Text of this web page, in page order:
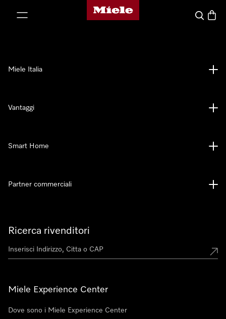
Homepage di Miele
Cerca
Ricerca rivenditori
Miele Experience Center
Dove sono i Miele Experience Center
Miele Italia
Vantaggi
Smart Home
Partner commerciali